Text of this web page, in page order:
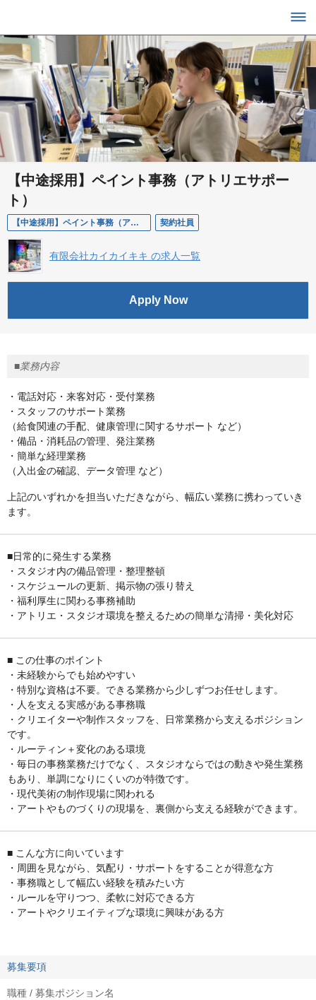
【中途採用】ペイント事務（アトリエサポー
ト）
【中途採用】ペイント事務（アトリエサポート） 契約社員
有限会社カイカイキキ の求人一覧
Apply Now
■業務内容
・電話対応・来客対応・受付業務
・スタッフのサポート業務
（給食関連の手配、健康管理に関するサポート など）
・備品・消耗品の管理、発注業務
・簡単な経理業務
（入出金の確認、データ管理 など）
上記のいずれかを担当いただきながら、幅広い業務に携わっていき
ます。
■日常的に発生する業務
・スタジオ内の備品管理・整理整頓
・スケジュールの更新、掲示物の張り替え
・福利厚生に関わる事務補助
・アトリエ・スタジオ環境を整えるための簡単な清掃・美化対応
■ この仕事のポイント
・未経験からでも始めやすい
・特別な資格は不要。できる業務から少しずつお任せします。
・人を支える実感がある事務職
・クリエイターや制作スタッフを、日常業務から支えるポジション
です。
・ルーティン＋変化のある環境
・毎日の事務業務だけでなく、スタジオならではの動きや発生業務
もあり、単調になりにくいのが特徴です。
・現代美術の制作現場に関われる
・アートやものづくりの現場を、裏側から支える経験ができます。
■ こんな方に向いています
・周囲を見ながら、気配り・サポートをすることが得意な方
・事務職として幅広い経験を積みたい方
・ルールを守りつつ、柔軟に対応できる方
・アートやクリエイティブな環境に興味がある方
募集要項
職種 / 募集ポジション名